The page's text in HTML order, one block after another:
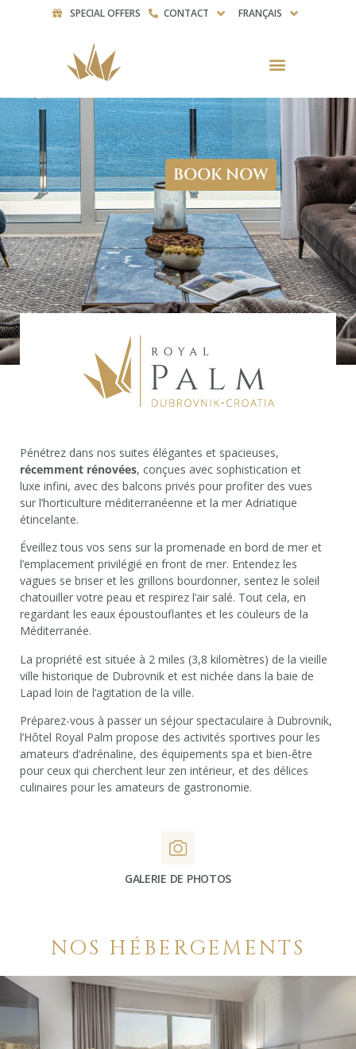
SPECIAL OFFERS CONTACT FRANÇAIS
Pénétrez dans nos suites élégantes et spacieuses,
récemment rénovées, conçues avec sophistication et
luxe infini, avec des balcons privés pour profiter des vues
sur l’horticulture méditerranéenne et la mer Adriatique
étincelante.
Éveillez tous vos sens sur la promenade en bord de mer et
l’emplacement privilégié en front de mer. Entendez les
vagues se briser et les grillons bourdonner, sentez le soleil
chatouiller votre peau et respirez l’air salé. Tout cela, en
regardant les eaux époustouflantes et les couleurs de la
Méditerranée.
La propriété est située à 2 miles (3,8 kilomètres) de la vieille
ville historique de Dubrovnik et est nichée dans la baie de
Lapad loin de l’agitation de la ville.
Préparez-vous à passer un séjour spectaculaire à Dubrovnik,
l’Hôtel Royal Palm propose des activités sportives pour les
amateurs d’adrénaline, des équipements spa et bien-être
pour ceux qui cherchent leur zen intérieur, et des délices
culinaires pour les amateurs de gastronomie.
GALERIE DE PHOTOS
NOS HÉBERGEMENTS
BOOK NOW